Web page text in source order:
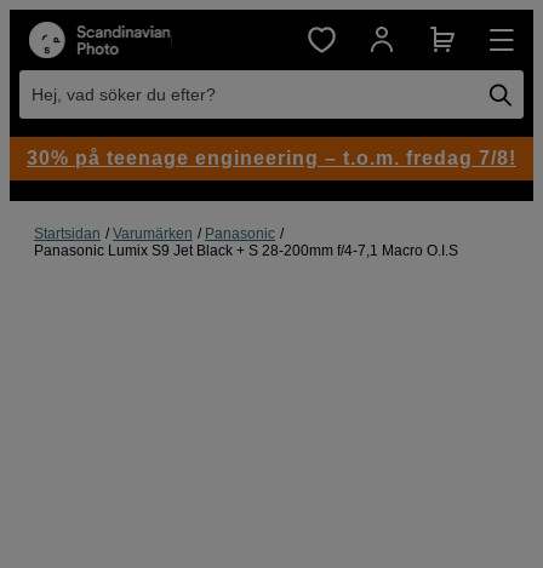
Hej, vad söker du efter?
Startsidan Varumärken
Panasonic
Panasonic Lumix S9 Jet Black + S 28-200mm f/4-7,1 Macro O.I.S
30% på teenage engineering – t.o.m. fredag 7/8!